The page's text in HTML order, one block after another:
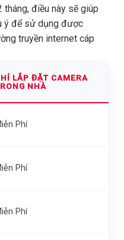
điều này sẽ giúp
ý để sử dụng được
truyền internet cáp
LẮP ĐẶT CAMERA
NHÀ
Phí
Phí
Phí